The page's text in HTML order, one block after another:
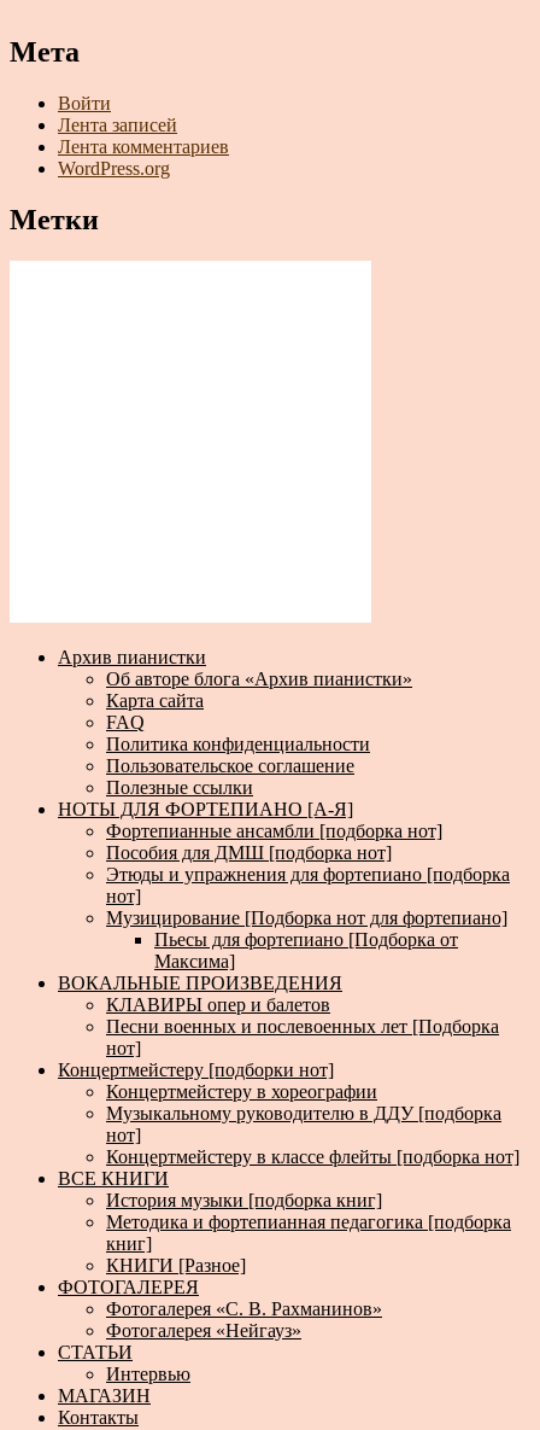
Мета
Войти
Лента записей
Лента комментариев
WordPress.org
Метки
Архив пианистки
Об авторе блога «Архив пианистки»
Карта сайта
FAQ
Политика конфиденциальности
Пользовательское соглашение
Полезные ссылки
НОТЫ ДЛЯ ФОРТЕПИАНО [А-Я]
Фортепианные ансамбли [подборка нот]
Пособия для ДМШ [подборка нот]
Этюды и упражнения для фортепиано [подборка
нот]
Музицирование [Подборка нот для фортепиано]
Пьесы для фортепиано [Подборка от
Максима]
ВОКАЛЬНЫЕ ПРОИЗВЕДЕНИЯ
КЛАВИРЫ опер и балетов
Песни военных и послевоенных лет [Подборка
нот]
Концертмейстеру [подборки нот]
Концертмейстеру в хореографии
Музыкальному руководителю в ДДУ [подборка
нот]
Концертмейстеру в классе флейты [подборка нот]
ВСЕ КНИГИ
История музыки [подборка книг]
Методика и фортепианная педагогика [подборка
книг]
КНИГИ [Разное]
ФОТОГАЛЕРЕЯ
Фотогалерея «С. В. Рахманинов»
Фотогалерея «Нейгауз»
СТАТЬИ
Интервью
МАГАЗИН
Контакты